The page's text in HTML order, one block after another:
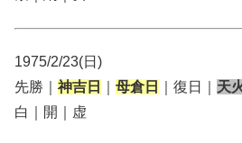
1975/2/23(日)
先勝｜ 神吉日 母倉日 ｜復日｜ 天
白｜開｜虚